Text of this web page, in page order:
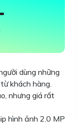
dùng những
khách hàng.
nhưng giá rất
hình ảnh 2.0 MP